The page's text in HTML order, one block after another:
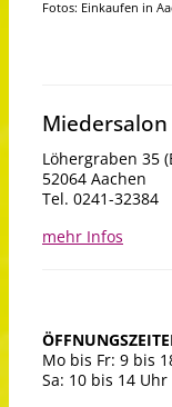
Fotos: Einkaufen in
Löhergraben 35
52064 Aachen
Tel. 0241-32384
mehr Infos
Mo bis Fr: 9 bis
Sa: 10 bis 14 Uhr